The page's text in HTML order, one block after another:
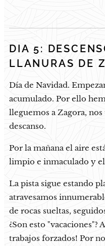
DIA 5:
LLANURAS DE
Día de Navidad.
acumulado. Por ello
lleguemos a Zagora,
descanso.
Por la mañana el aire
limpio e inmaculado y
La pista sigue estando
atravesamos
de rocas sueltas,
¿Son esto "vacaciones"?
trabajos forzados! Por